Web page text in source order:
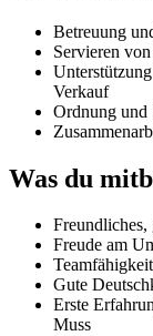
Betreuung
Servieren
Verkauf
Ordnung und
Was du
Freundliches,
Freude am
Gute
Erste
Muss